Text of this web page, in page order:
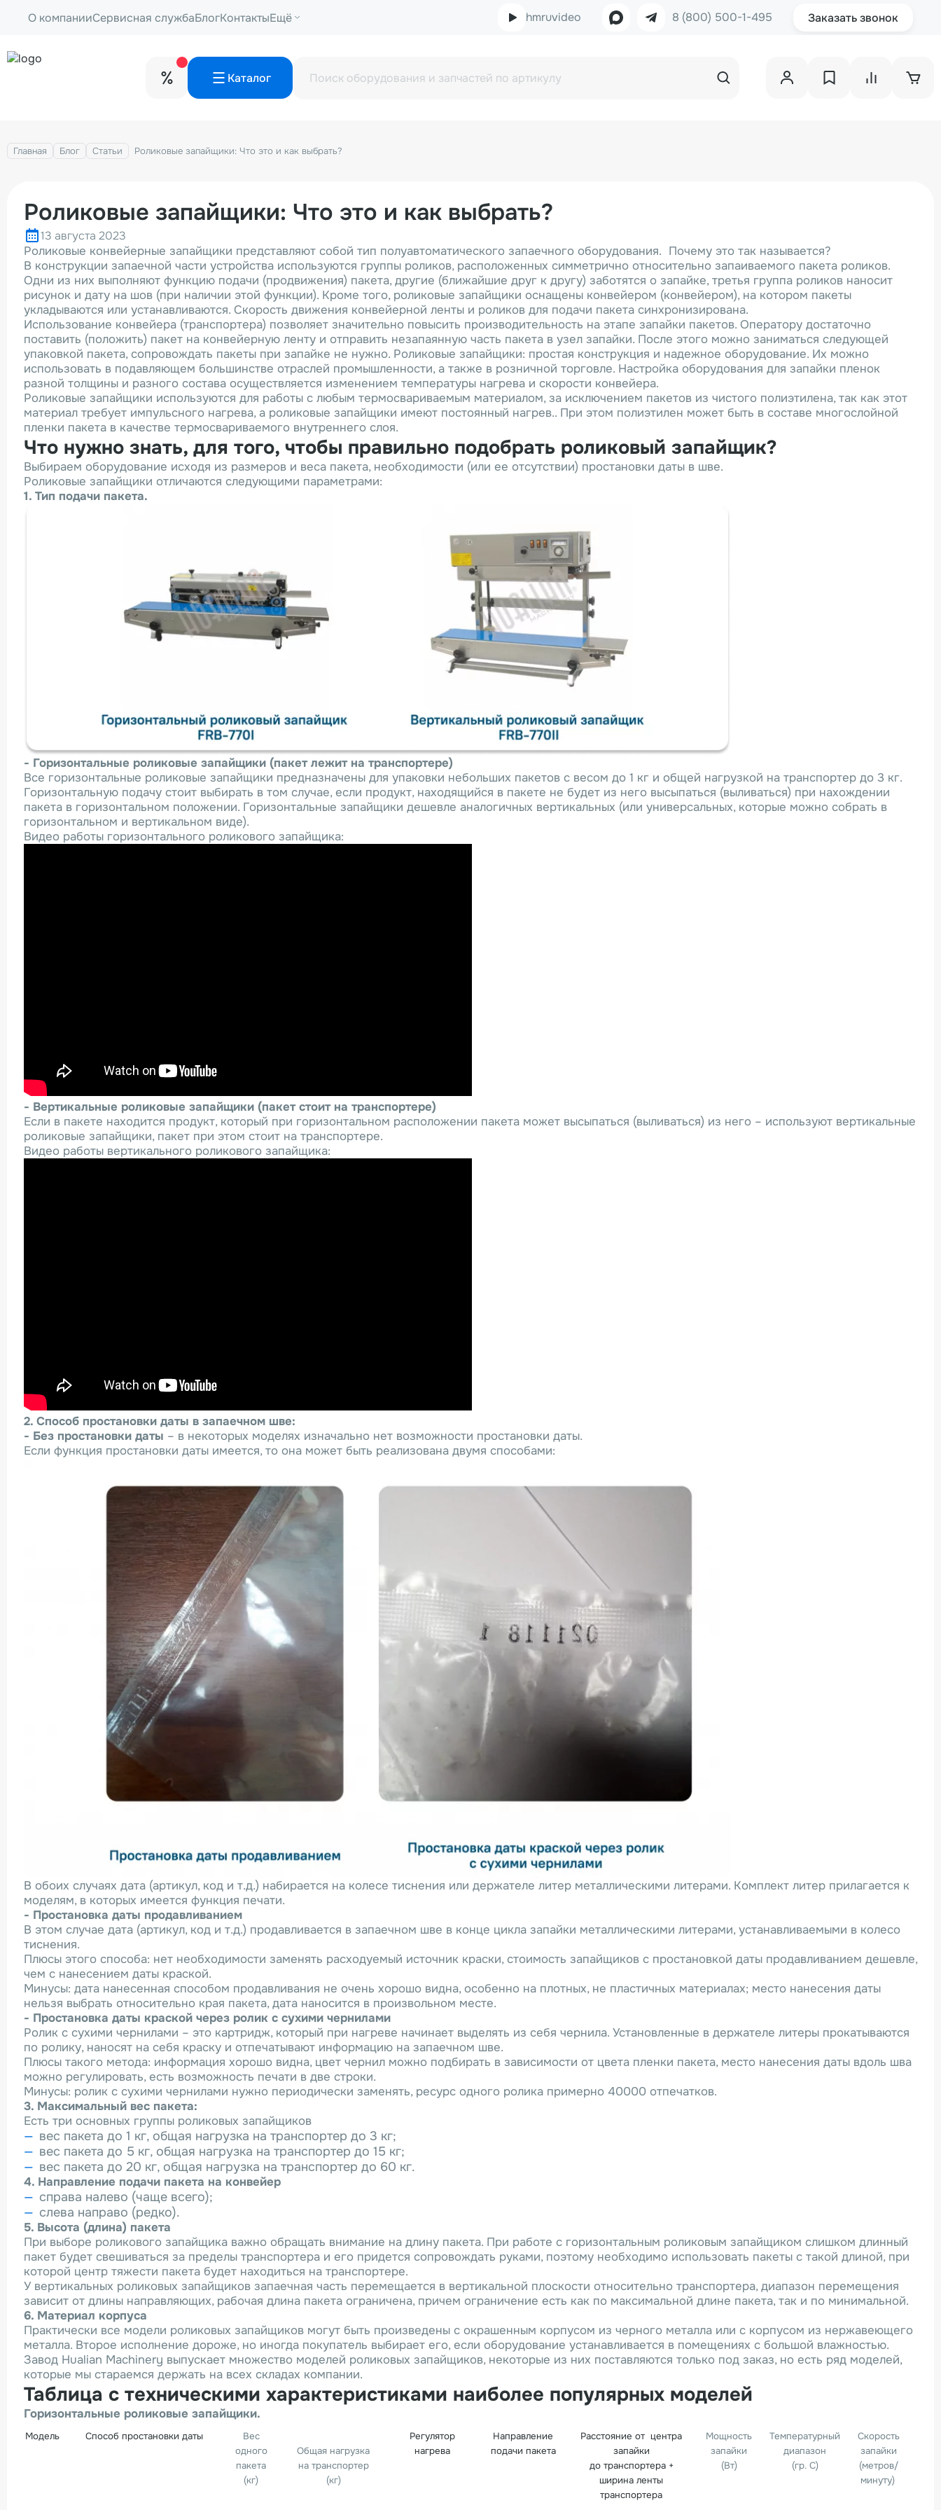
О компанииСервисная службаБлогКонтактыЕщё hmruvideo 8 (800) 500-1-495 Заказать звонок
Каталог
Главная Блог Статьи Роликовые запайщики: Что это и как выбрать?
Роликовые запайщики: Что это и как выбрать?
13 августа 2023
Роликовые конвейерные запайщики представляют собой тип полуавтоматического запаечного оборудования. Почему это так называется?
В конструкции запаечной части устройства используются группы роликов, расположенных симметрично относительно запаиваемого пакета роликов.
Одни из них выполняют функцию подачи (продвижения) пакета, другие (ближайшие друг к другу) заботятся о запайке, третья группа роликов наносит
рисунок и дату на шов (при наличии этой функции). Кроме того, роликовые запайщики оснащены конвейером (конвейером), на котором пакеты
укладываются или устанавливаются. Скорость движения конвейерной ленты и роликов для подачи пакета синхронизирована.
Использование конвейера (транспортера) позволяет значительно повысить производительность на этапе запайки пакетов. Оператору достаточно
поставить (положить) пакет на конвейерную ленту и отправить незапаянную часть пакета в узел запайки. После этого можно заниматься следующей
упаковкой пакета, сопровождать пакеты при запайке не нужно. Роликовые запайщики: простая конструкция и надежное оборудование. Их можно
использовать в подавляющем большинстве отраслей промышленности, а также в розничной торговле. Настройка оборудования для запайки пленок
разной толщины и разного состава осуществляется изменением температуры нагрева и скорости конвейера.
Роликовые запайщики используются для работы с любым термосвариваемым материалом, за исключением пакетов из чистого полиэтилена, так как этот
материал требует импульсного нагрева, а роликовые запайщики имеют постоянный нагрев.. При этом полиэтилен может быть в составе многослойной
пленки пакета в качестве термосвариваемого внутреннего слоя.
Что нужно знать, для того, чтобы правильно подобрать роликовый запайщик?
Выбираем оборудование исходя из размеров и веса пакета, необходимости (или ее отсутствии) простановки даты в шве.
Роликовые запайщики отличаются следующими параметрами:
1. Тип подачи пакета.
- Горизонтальные роликовые запайщики (пакет лежит на транспортере)
Все горизонтальные роликовые запайщики предназначены для упаковки небольших пакетов с весом до 1 кг и общей нагрузкой на транспортер до 3 кг.
Горизонтальную подачу стоит выбирать в том случае, если продукт, находящийся в пакете не будет из него высыпаться (выливаться) при нахождении
пакета в горизонтальном положении. Горизонтальные запайщики дешевле аналогичных вертикальных (или универсальных, которые можно собрать в
горизонтальном и вертикальном виде).
Видео работы горизонтального роликового запайщика:
- Вертикальные роликовые запайщики (пакет стоит на транспортере)
Если в пакете находится продукт, который при горизонтальном расположении пакета может высыпаться (выливаться) из него – используют вертикальные
роликовые запайщики, пакет при этом стоит на транспортере.
Видео работы вертикального роликового запайщика:
2. Способ простановки даты в запаечном шве:
- Без простановки даты – в некоторых моделях изначально нет возможности простановки даты.
Если функция простановки даты имеется, то она может быть реализована двумя способами:
В обоих случаях дата (артикул, код и т.д.) набирается на колесе тиснения или держателе литер металлическими литерами. Комплект литер прилагается к
моделям, в которых имеется функция печати.
- Простановка даты продавливанием
В этом случае дата (артикул, код и т.д.) продавливается в запаечном шве в конце цикла запайки металлическими литерами, устанавливаемыми в колесо
тиснения.
Плюсы этого способа: нет необходимости заменять расходуемый источник краски, стоимость запайщиков с простановкой даты продавливанием дешевле,
чем с нанесением даты краской.
Минусы: дата нанесенная способом продавливания не очень хорошо видна, особенно на плотных, не пластичных материалах; место нанесения даты
нельзя выбрать относительно края пакета, дата наносится в произвольном месте.
- Простановка даты краской через ролик с сухими чернилами
Ролик с сухими чернилами – это картридж, который при нагреве начинает выделять из себя чернила. Установленные в держателе литеры прокатываются
по ролику, наносят на себя краску и отпечатывают информацию на запаечном шве.
Плюсы такого метода: информация хорошо видна, цвет чернил можно подбирать в зависимости от цвета пленки пакета, место нанесения даты вдоль шва
можно регулировать, есть возможность печати в две строки.
Минусы: ролик с сухими чернилами нужно периодически заменять, ресурс одного ролика примерно 40000 отпечатков.
3. Максимальный вес пакета:
Есть три основных группы роликовых запайщиков
вес пакета до 1 кг, общая нагрузка на транспортер до 3 кг;
вес пакета до 5 кг, общая нагрузка на транспортер до 15 кг;
вес пакета до 20 кг, общая нагрузка на транспортер до 60 кг.
4. Направление подачи пакета на конвейер
справа налево (чаще всего);
слева направо (редко).
5. Высота (длина) пакета
При выборе роликового запайщика важно обращать внимание на длину пакета. При работе с горизонтальным роликовым запайщиком слишком длинный
пакет будет свешиваться за пределы транспортера и его придется сопровождать руками, поэтому необходимо использовать пакеты с такой длиной, при
которой центр тяжести пакета будет находиться на транспортере.
У вертикальных роликовых запайщиков запаечная часть перемещается в вертикальной плоскости относительно транспортера, диапазон перемещения
зависит от длины направляющих, рабочая длина пакета ограничена, причем ограничение есть как по максимальной длине пакета, так и по минимальной.
6. Материал корпуса
Практически все модели роликовых запайщиков могут быть произведены с окрашенным корпусом из черного металла или с корпусом из нержавеющего
металла. Второе исполнение дороже, но иногда покупатель выбирает его, если оборудование устанавливается в помещениях с большой влажностью.
Завод Hualian Machinery выпускает множество моделей роликовых запайщиков, некоторые из них поставляются только под заказ, но есть ряд моделей,
которые мы стараемся держать на всех складах компании.
Таблица с техническими характеристиками наиболее популярных моделей
Горизонтальные роликовые запайщики.
Модель Способ простановки даты
Вес
одного
пакета
(кг)
Общая нагрузка
на транспортер
(кг)
Регулятор
нагрева
Направление
подачи пакета
Расстояние от центра
запайки
до транспортера +
ширина ленты
транспортера
Мощность
запайки
(Вт)
Температурный
диапазон
(гр. С)
Скорость
запайки
(метров/
минуту)